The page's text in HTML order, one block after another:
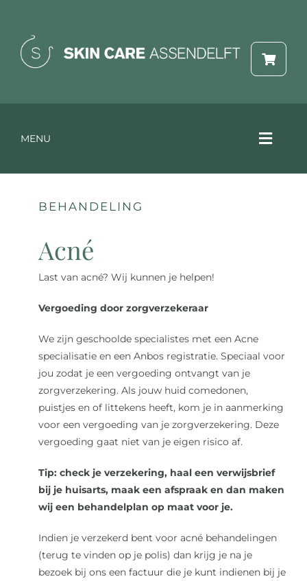
inhoud
MENU
Toggle
Behandelingen & prijzen
Webshop
Reviews
Onze merken
Laat je inspireren
Contact
BEHANDELING
Acné
Last van acné? Wij kunnen je helpen!
Vergoeding door zorgverzekeraar
We zijn geschoolde specialistes met een Acne
specialisatie en een Anbos registratie. Speciaal voor
jou zodat je een vergoeding ontvangt van je
zorgverzekering. Als jouw huid comedonen,
puistjes en of littekens heeft, kom je in aanmerking
voor een vergoeding van je zorgverzekering. Deze
vergoeding gaat niet van je eigen risico af.
Tip: check je verzekering, haal een verwijsbrief
bij je huisarts, maak een afspraak en dan maken
wij een behandelplan op maat voor je.
Indien je verzekerd bent voor acné behandelingen
(terug te vinden op je polis) dan krijg je na je
bezoek bij ons een factuur die je kunt indienen bij je